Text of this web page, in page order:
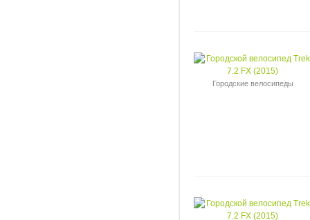
Городские велосипеды